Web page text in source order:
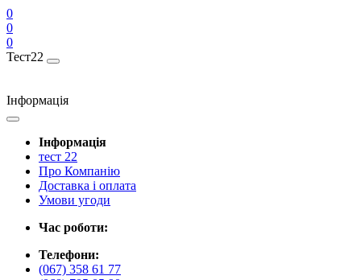
0
0
0
Тест22
Інформація
Інформація
тест 22
Про Компанію
Доставка і оплата
Умови угоди
Час роботи:
Телефони:
(067) 358 61 77